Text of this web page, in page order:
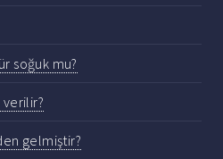
soğuk mu?
verilir?
gelmiştir?